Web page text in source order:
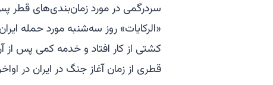
سردرگمی در مورد زمان‌بندی‌های قطر
«الرکایات» روز سه‌شنبه مورد حمله
کشتی از کار افتاد و خدمه کمی پس از
قطری از زمان آغاز جنگ در ایران در